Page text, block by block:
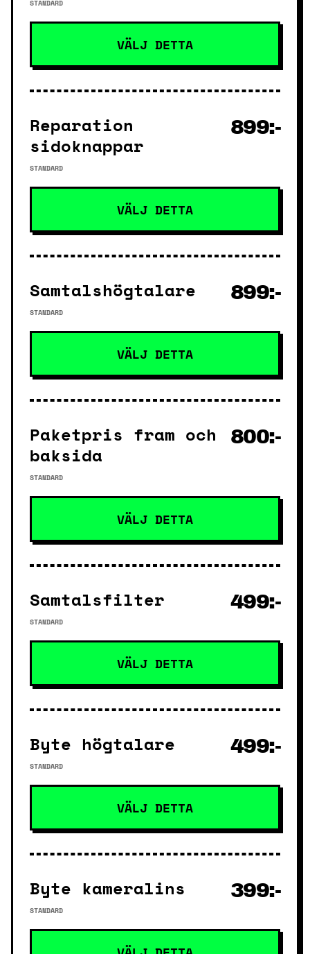
STANDARD
VÄLJ DETTA
Reparation
sidoknappar
STANDARD
899:-
VÄLJ DETTA
Samtalshögtalare
STANDARD
899:-
VÄLJ DETTA
Paketpris fram och
baksida
STANDARD
800:-
VÄLJ DETTA
Samtalsfilter
STANDARD
499:-
VÄLJ DETTA
Byte högtalare
STANDARD
499:-
VÄLJ DETTA
Byte kameralins
STANDARD
399:-